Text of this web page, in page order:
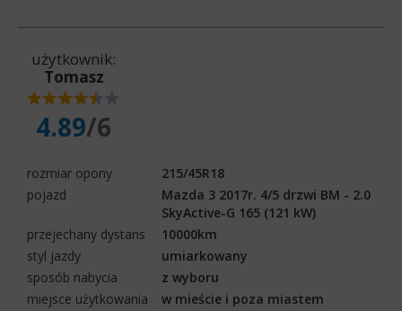
użytkownik:
Tomasz
4.89/6
rozmiar opony
215/45R18
pojazd
Mazda 3 2017r. 4/5 drzwi BM - 2.0
SkyActive-G 165 (121 kW)
przejechany dystans
10000km
styl jazdy
umiarkowany
sposób nabycia
z wyboru
miejsce użytkowania
w mieście i poza miastem